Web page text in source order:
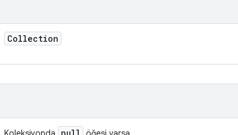
Collection